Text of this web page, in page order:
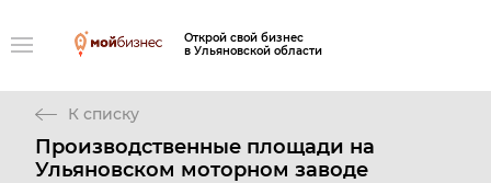
Открой свой бизнес
в Ульяновской области
К списку
Производственные площади на
Ульяновском моторном заводе